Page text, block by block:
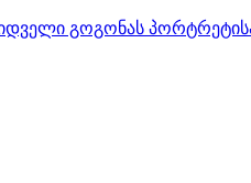
გოგონას